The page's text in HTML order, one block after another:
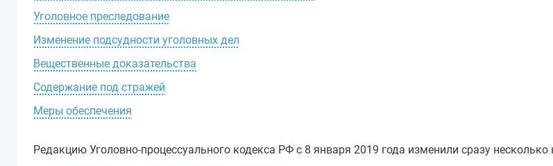
Уголовное преследование
Изменение подсудности уголовных дел
Вещественные доказательства
Содержание под стражей
Меры обеспечения
Редакцию Уголовно-процессуального кодекса РФ с 8 января 2019 года изменили сразу несколько